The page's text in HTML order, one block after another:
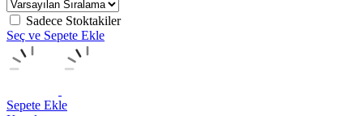
Sadece Stoktakiler
Seç ve Sepete Ekle
Sepete Ekle